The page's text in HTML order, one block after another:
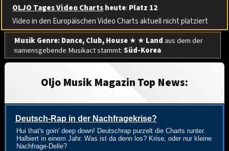
OLJO Tages Video Chartsheute: Platz 12
Video in den Europäischen Video Charts aktuell nicht platziert
Musik Genre: Dance, Club, House★ ★ Landaus dem der
namensgebende Musikact stammt:Süd-Korea
Oljo Musik Magazin Top News:
Deutsch-Rap in der Nachfragekrise?
Hui that's goin' deep down! Deutschrap purzelt die Charts runter.
Halbiert in einem Jahr. Was ist da denn los? Krise, oder nur kleine
Nachfrage-Delle?